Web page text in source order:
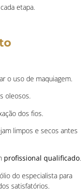
etapa.
o uso de maquiagem.
oleosos.
dos fios.
limpos e secos antes
profissional qualificado.
do especialista para
satisfatórios.